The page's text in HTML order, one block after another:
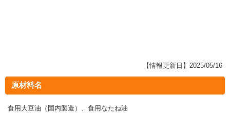
【情報更新日】2025/05/16
原材料名
食用大豆油（国内製造）、食用なたね油